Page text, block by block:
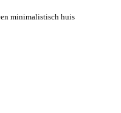
minimalistisch huis